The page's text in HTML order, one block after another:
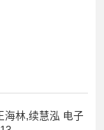
海林,续慧泓 电子